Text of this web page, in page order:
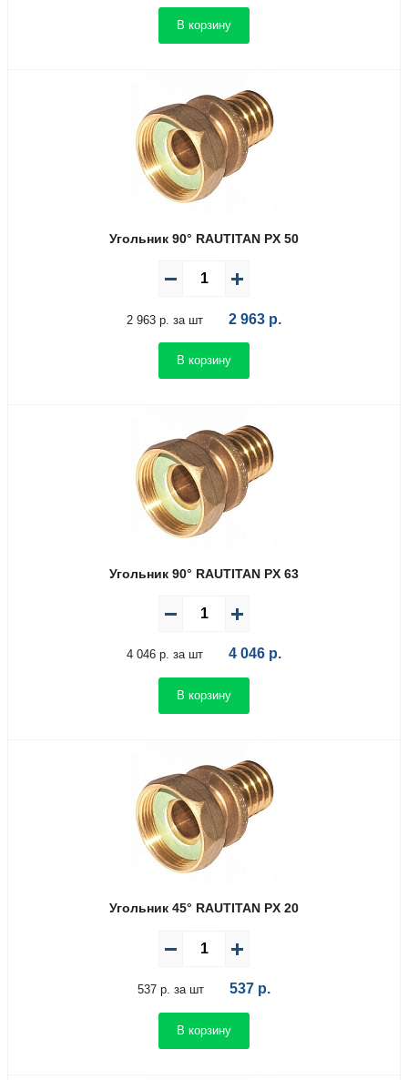
В корзину
Угольник 90° RAUTITAN PX 50
2 963 р. за шт 2 963 р.
В корзину
Угольник 90° RAUTITAN PX 63
4 046 р. за шт 4 046 р.
В корзину
Угольник 45° RAUTITAN PX 20
537 р. за шт 537 р.
В корзину